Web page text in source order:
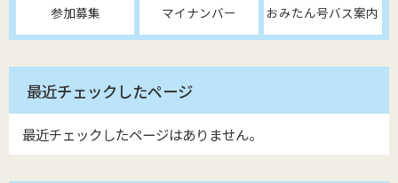
参加募集 マイナンバー おみたん号バス案内
最近チェックしたページ
最近チェックしたページはありません。